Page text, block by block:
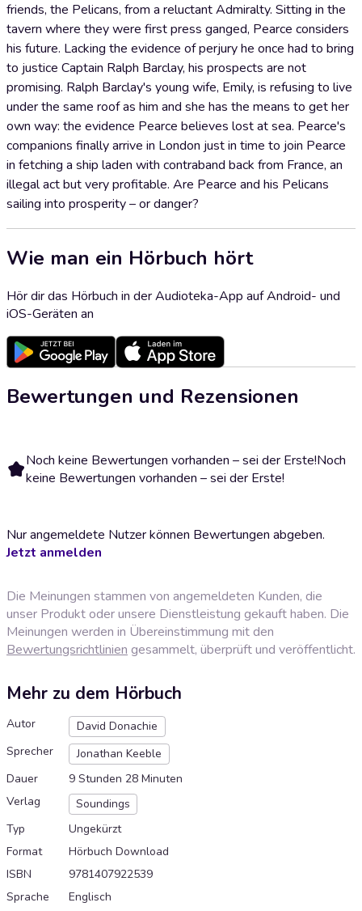
friends, the Pelicans, from a reluctant Admiralty. Sitting in the
tavern where they were first press ganged, Pearce considers
his future. Lacking the evidence of perjury he once had to bring
to justice Captain Ralph Barclay, his prospects are not
promising. Ralph Barclay's young wife, Emily, is refusing to live
under the same roof as him and she has the means to get her
own way: the evidence Pearce believes lost at sea. Pearce's
companions finally arrive in London just in time to join Pearce
in fetching a ship laden with contraband back from France, an
illegal act but very profitable. Are Pearce and his Pelicans
sailing into prosperity – or danger?
Wie man ein Hörbuch hört
Hör dir das Hörbuch in der Audioteka-App auf Android- und
iOS-Geräten an
Bewertungen und Rezensionen
Noch keine Bewertungen vorhanden – sei der Erste!Noch
keine Bewertungen vorhanden – sei der Erste!
Nur angemeldete Nutzer können Bewertungen abgeben.
Jetzt anmelden
Die Meinungen stammen von angemeldeten Kunden, die
unser Produkt oder unsere Dienstleistung gekauft haben. Die
Meinungen werden in Übereinstimmung mit den
Bewertungsrichtlinien gesammelt, überprüft und veröffentlicht.
Mehr zu dem Hörbuch
Autor
David Donachie
Sprecher
Jonathan Keeble
Dauer
9 Stunden 28 Minuten
Verlag
Soundings
Typ
Ungekürzt
Format
Hörbuch Download
ISBN
9781407922539
Sprache
Englisch